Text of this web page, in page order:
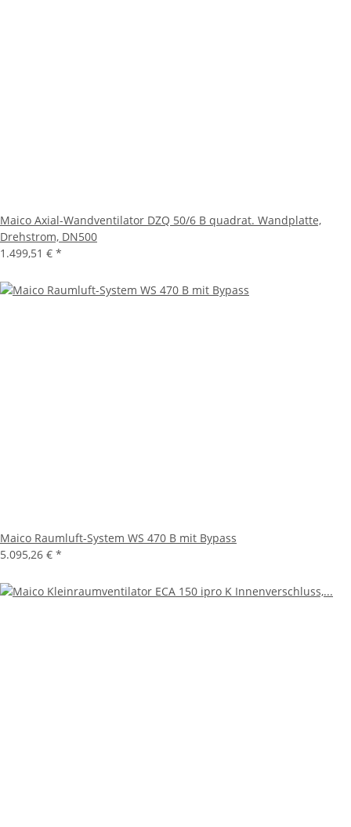
Maico Axial-Wandventilator DZQ 50/6 B quadrat. Wandplatte,
Drehstrom, DN500
1.499,51 € *
Maico Raumluft-System WS 470 B mit Bypass
5.095,26 € *